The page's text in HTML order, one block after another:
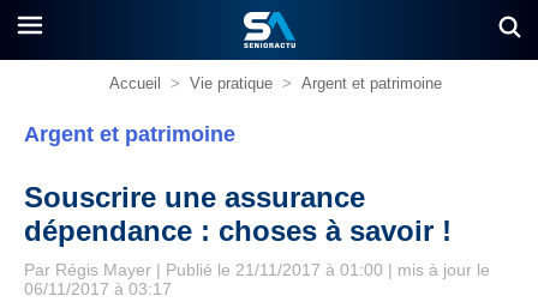
Accueil > Vie pratique > Argent et patrimoine
Argent et patrimoine
Souscrire une assurance
dépendance : choses à savoir !
Par Régis Mayer | Publié le 21/11/2017 à 01:00 | mis à jour le
06/11/2017 à 03:17